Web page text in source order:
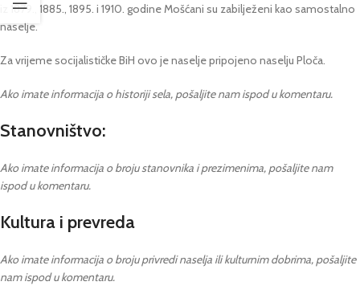
iz 1879., 1885., 1895. i 1910. godine Mošćani su zabilježeni kao samostalno
naselje.
Za vrijeme socijalističke BiH ovo je naselje pripojeno naselju Ploča.
Ako imate informacija o historiji sela, pošaljite nam ispod u komentaru.
Stanovništvo:
Ako imate informacija o broju stanovnika i prezimenima, pošaljite nam
ispod u komentaru.
Kultura i prevreda
Ako imate informacija o broju privredi naselja ili kulturnim dobrima, pošaljite
nam ispod u komentaru.